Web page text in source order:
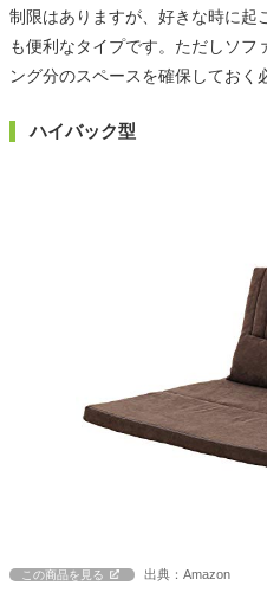
制限はありますが、好きな時に起
も便利なタイプです。ただしソフ
ング分のスペースを確保しておく
ハイバック型
この商品を見る 出典：Amazon